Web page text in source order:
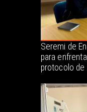
Seremi de
para
protocolo de